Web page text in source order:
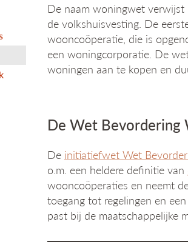
De naam woningwet verwijst
de volkshuisvesting. De
wooncoöperatie, die is
een woningcorporatie. De
woningen aan te kopen en
De Wet Bevordering
De initiatiefwet Wet
o.m. een heldere definitie van
wooncoöperaties en neemt
toegang tot regelingen en
past bij de maatschappelijke